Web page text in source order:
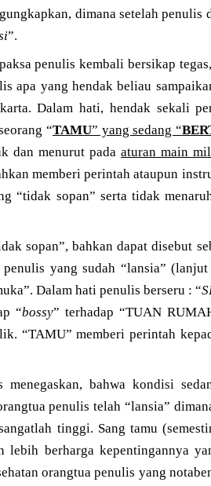
dimana setelah penulis
”.
penulis kembali bersikap
apa yang hendak beliau
Dalam hati, hendak sekali
“TAMU” yang sedang “
dan menurut padaaturan main
memberi perintah ataupun
“tidak sopan” serta tidak
sopan”, bahkan dapat disebut
yang sudah “lansia”
Dalam hati penulis berseru : “
“bossy” terhadap “TUAN
“TAMU” memberi perintah
bahwa kondisi
penulis telah “lansia”
tinggi. Sang tamu
lebih berharga kepentingannya
orangtua penulis yang